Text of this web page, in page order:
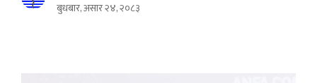
बुधबार, असार २४, २०८३